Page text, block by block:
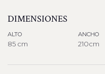
DIMENSIONES
ALTO
85 cm
ANCHO
210cm